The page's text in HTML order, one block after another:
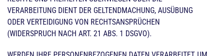
VERARBEITUNG DIENT DER GELTENDMACHUNG, AUSÜBUNG
ODER VERTEIDIGUNG VON RECHTSANSPRÜCHEN
(WIDERSPRUCH NACH ART. 21 ABS. 1 DSGVO).